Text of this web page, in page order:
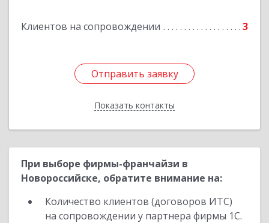
Клиентов на сопровождении 3
Отправить заявку
Показать контакты
Подробнее
Отправить заявку
Назад
При выборе фирмы-франчайзи в
Новороссийске, обратите внимание на:
Количество клиентов (договоров ИТС)
на сопровождении у партнера фирмы 1С.